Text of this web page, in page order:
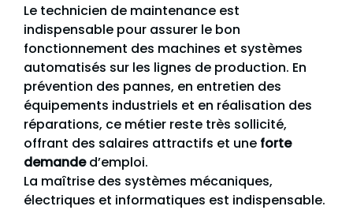
Le technicien de maintenance est
indispensable pour assurer le bon
fonctionnement des machines et systèmes
automatisés sur les lignes de production. En
prévention des pannes, en entretien des
équipements industriels et en réalisation des
réparations, ce métier reste très sollicité,
offrant des salaires attractifs et une forte
demanded’emploi.
La maîtrise des systèmes mécaniques,
électriques et informatiques est indispensable.